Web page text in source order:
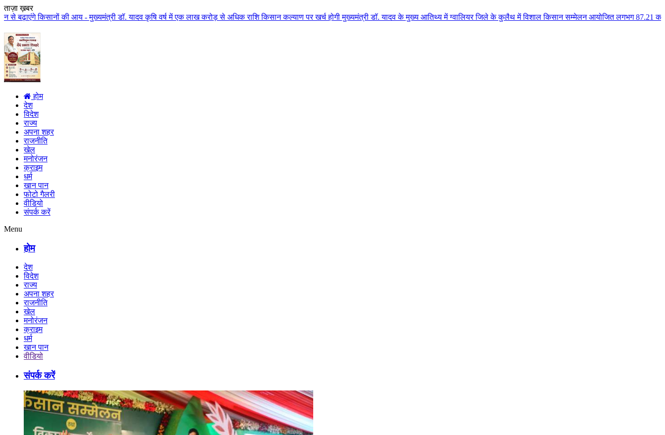
ताज़ा ख़बर
की आय - मुख्यमंत्री डॉ. यादव कृषि वर्ष में एक लाख करोड़ से अधिक राशि किसान कल्याण पर खर्च होगी मुख्यमंत्री डॉ. यादव के मुख्य आतिथ्य में ग्वालियर जिले के कुलैथ में विशाल किसान सम्मेलन आयोजित लगभग 87.21 करोड़ लागत के 41
होम
देश
विदेश
राज्य
अपना शहर
राजनीति
खेल
मनोरंजन
क्राइम
धर्म
खान पान
फोटो गैलरी
वीडियो
संपर्क करें
Menu
होम
देश
विदेश
राज्य
अपना शहर
राजनीति
खेल
मनोरंजन
क्राइम
धर्म
खान पान
वीडियो
संपर्क करें